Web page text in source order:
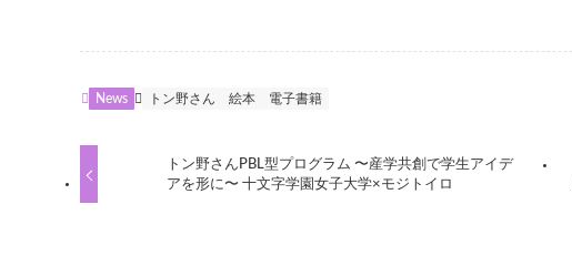
News トン野さん 絵本 電子書籍
トン野さんPBL型プログラム 〜産学共創で学生アイデ
アを形に〜 十文字学園女子大学×モジトイロ